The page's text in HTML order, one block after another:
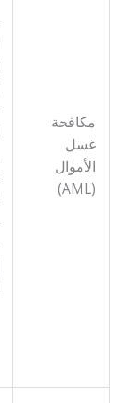
مكافحة
غسل
الأموال